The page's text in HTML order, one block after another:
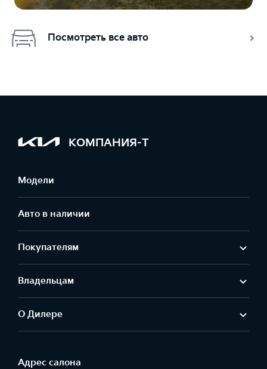
Посмотреть все авто
КОМПАНИЯ-Т
Модели
Авто в наличии
Покупателям
Владельцам
О Дилере
Адрес салонa